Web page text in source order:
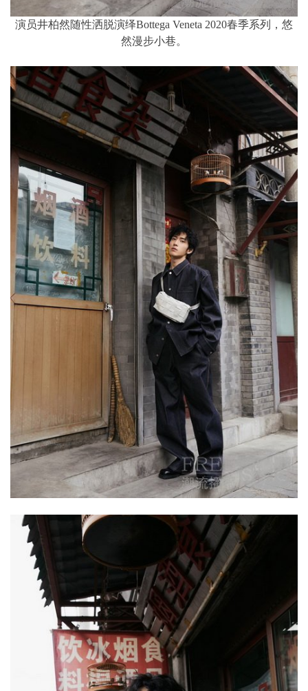
演员井柏然随性洒脱演绎Bottega Veneta 2020春季系列，悠
然漫步小巷。